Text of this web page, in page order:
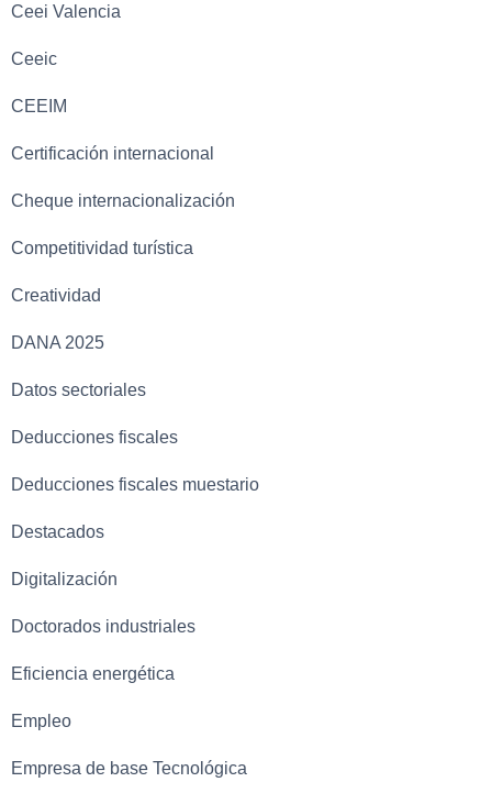
Ceei Valencia
Ceeic
CEEIM
Certificación internacional
Cheque internacionalización
Competitividad turística
Creatividad
DANA 2025
Datos sectoriales
Deducciones fiscales
Deducciones fiscales muestario
Destacados
Digitalización
Doctorados industriales
Eficiencia energética
Empleo
Empresa de base Tecnológica